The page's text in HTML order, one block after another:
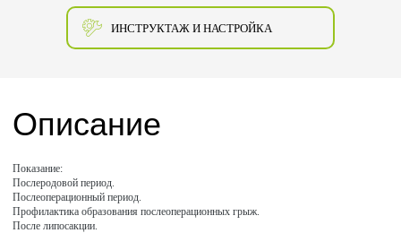
ИНСТРУКТАЖ И НАСТРОЙКА
Описание
Показание:
Послеродовой период.
Послеоперационный период.
Профилактика образования послеоперационных грыж.
После липосакции.